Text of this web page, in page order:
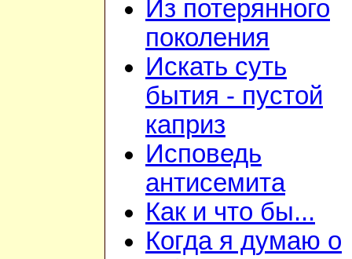
Из потерянного
поколения
Искать суть
бытия - пустой
каприз
Исповедь
антисемита
Как и что бы...
Когда я думаю о